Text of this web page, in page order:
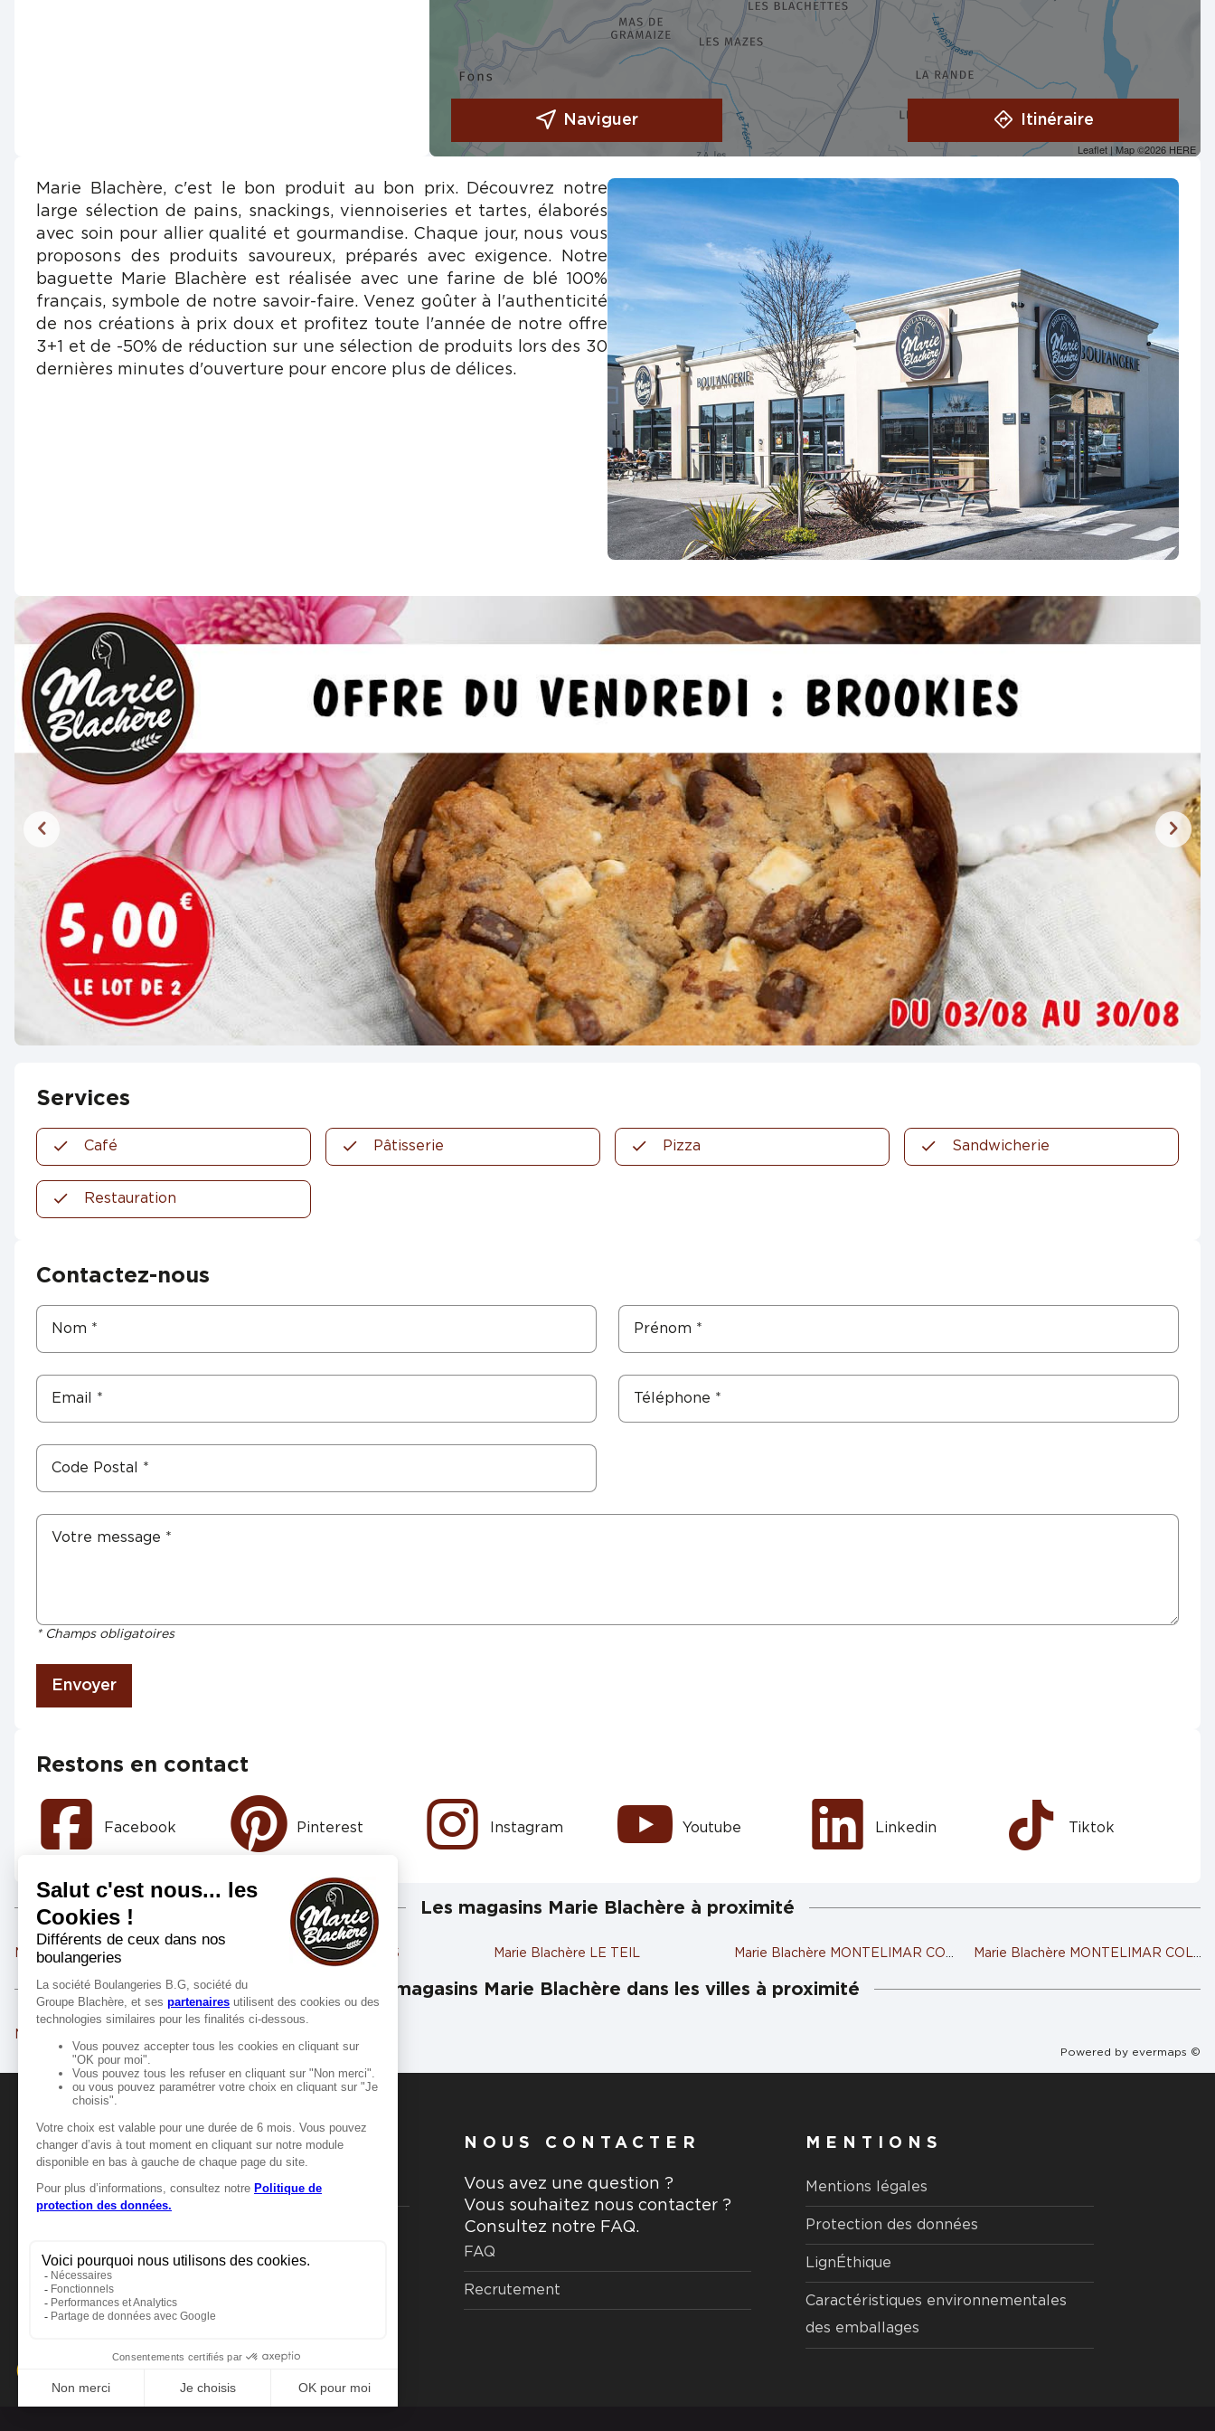
Leaflet | Map ©2026 HERE
Naviguer Itinéraire
Marie Blachère, c'est le bon produit au bon prix. Découvrez notre
large sélection de pains, snackings, viennoiseries et tartes, élaborés
avec soin pour allier qualité et gourmandise. Chaque jour, nous vous
proposons des produits savoureux, préparés avec exigence. Notre
baguette Marie Blachère est réalisée avec une farine de blé 100%
français, symbole de notre savoir-faire. Venez goûter à l'authenticité
de nos créations à prix doux et profitez toute l'année de notre offre
3+1 et de -50% de réduction sur une sélection de produits lors des 30
dernières minutes d'ouverture pour encore plus de délices.
Services
Café Pâtisserie Pizza Sandwicherie
Restauration
Contactez-nous
* Champs obligatoires
Envoyer
Restons en contact
Facebook Pinterest Instagram Youtube Linkedin Tiktok
Les magasins Marie Blachère à proximité
Marie Blachère AUBENAS Marie Blachère PRIVAS Marie Blachère LE TEIL Marie Blachère MONTELIMAR COUCHANTMarie Blachère MONTELIMAR
Les magasins Marie Blachère dans les villes à proximité
Montélimar
Powered by evermaps ©
MANGER-BOUGER
Manger-Bouger.fr
NOUS CONTACTER
Vous avez une question ?
Vous souhaitez nous contacter ?
Consultez notre FAQ.
FAQ
Recrutement
MENTIONS
Mentions légales
Protection des données
LignÉthique
Caractéristiques environnementales
des emballages